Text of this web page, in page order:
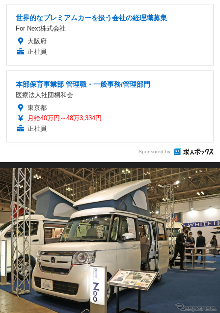
世界的なプレミアムカーを扱う会社の経理職募集
For Next株式会社
大阪府
正社員
本部保育事業部 管理職・一般事務/管理部門
医療法人社団桐和会
東京都
月給40万円～48万3,334円
正社員
Sponsored by